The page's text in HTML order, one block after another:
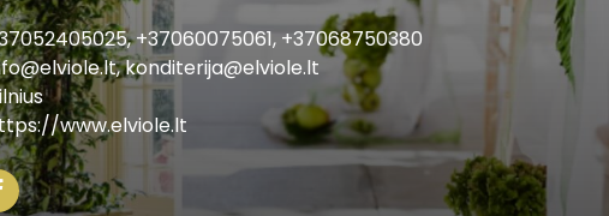
,+37060075061, +37068750380
,konditerija@elviole.lt
www.elviole.lt